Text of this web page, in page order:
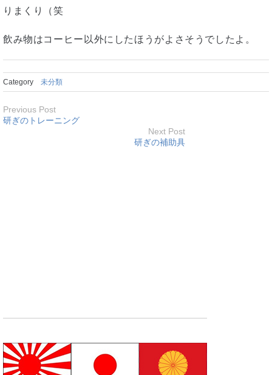
りまくり（笑
飲み物はコーヒー以外にしたほうがよさそうでしたよ。
Category 未分類
Previous Post
研ぎのトレーニング
Next Post
研ぎの補助具